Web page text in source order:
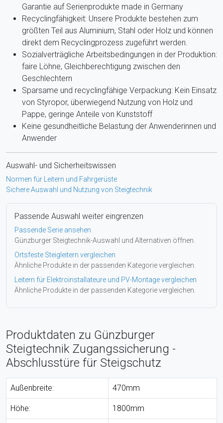
Garantie auf Serienprodukte made in Germany
Recyclingfähigkeit: Unsere Produkte bestehen zum
größten Teil aus Aluminium, Stahl oder Holz und können
direkt dem Recyclingprozess zugeführt werden.
Sozialverträgliche Arbeitsbedingungen in der Produktion:
faire Löhne, Gleichberechtigung zwischen den
Geschlechtern
Sparsame und recyclingfähige Verpackung: Kein Einsatz
von Styropor, überwiegend Nutzung von Holz und
Pappe, geringe Anteile von Kunststoff
Keine gesundheitliche Belastung der Anwenderinnen und
Anwender
Auswahl- und Sicherheitswissen
Normen für Leitern und Fahrgerüste
Sichere Auswahl und Nutzung von Steigtechnik
Passende Auswahl weiter eingrenzen
Passende Serie ansehen
Günzburger Steigtechnik-Auswahl und Alternativen öffnen.
Ortsfeste Steigleitern vergleichen
Ähnliche Produkte in der passenden Kategorie vergleichen.
Leitern für Elektroinstallateure und PV-Montage vergleichen
Ähnliche Produkte in der passenden Kategorie vergleichen.
Produktdaten zu Günzburger
Steigtechnik Zugangssicherung -
Abschlusstüre für Steigschutz
Außenbreite: 470mm
Höhe: 1800mm